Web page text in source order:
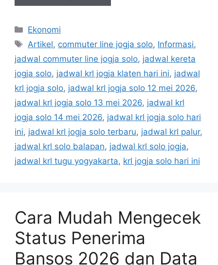
Kategori
Ekonomi
Tag
Artikel, commuter line jogja solo, Informasi,
jadwal commuter line jogja solo, jadwal kereta
jogja solo, jadwal krl jogja klaten hari ini, jadwal
krl jogja solo, jadwal krl jogja solo 12 mei 2026,
jadwal krl jogja solo 13 mei 2026, jadwal krl
jogja solo 14 mei 2026, jadwal krl jogja solo hari
ini, jadwal krl jogja solo terbaru, jadwal krl palur,
jadwal krl solo balapan, jadwal krl solo jogja,
jadwal krl tugu yogyakarta, krl jogja solo hari ini
Cara Mudah Mengecek
Status Penerima
Bansos 2026 dan Data